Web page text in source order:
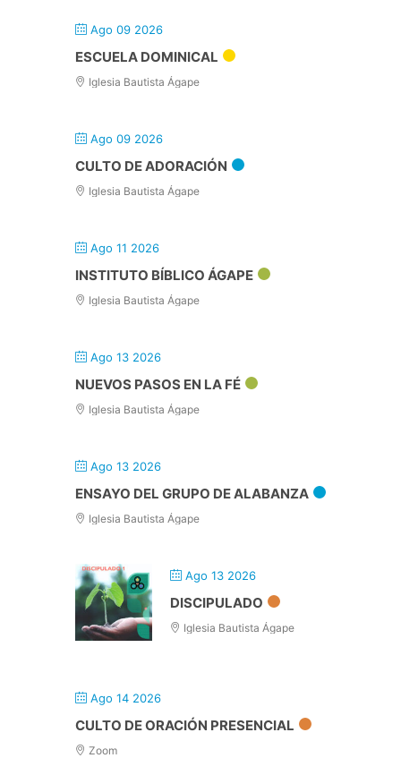
Ago 09 2026
ESCUELA DOMINICAL
Iglesia Bautista Ágape
Ago 09 2026
CULTO DE ADORACIÓN
Iglesia Bautista Ágape
Ago 11 2026
INSTITUTO BÍBLICO ÁGAPE
Iglesia Bautista Ágape
Ago 13 2026
NUEVOS PASOS EN LA FÉ
Iglesia Bautista Ágape
Ago 13 2026
ENSAYO DEL GRUPO DE ALABANZA
Iglesia Bautista Ágape
Ago 13 2026
DISCIPULADO
Iglesia Bautista Ágape
Ago 14 2026
CULTO DE ORACIÓN PRESENCIAL
Zoom